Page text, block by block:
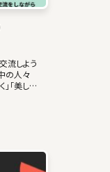
流しよう
の人々
「美しく」